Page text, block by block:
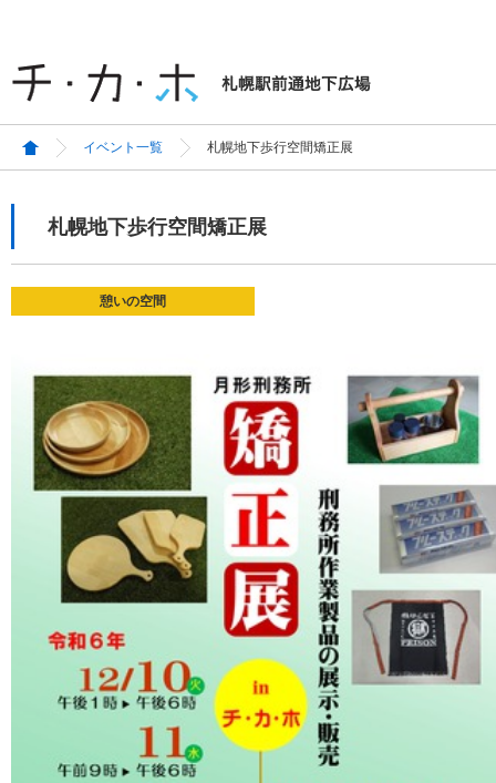
イベント一覧 札幌地下歩行空間矯正展
札幌地下歩行空間矯正展
憩いの空間